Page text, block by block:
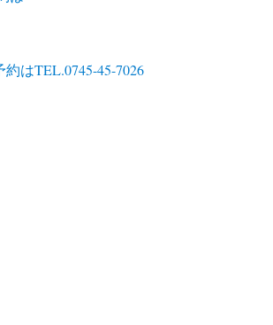
約はTEL.0745-45-7026